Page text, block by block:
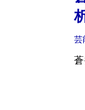
芸